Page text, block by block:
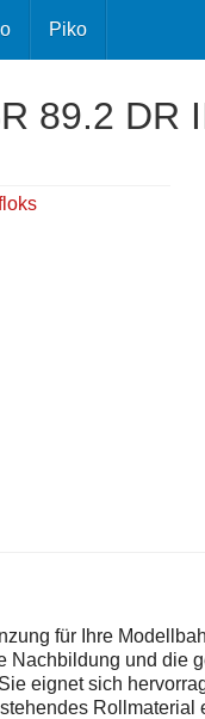
Piko
89.2 DR
für Ihre
Nachbildung und die
eignet sich
Rollmaterial